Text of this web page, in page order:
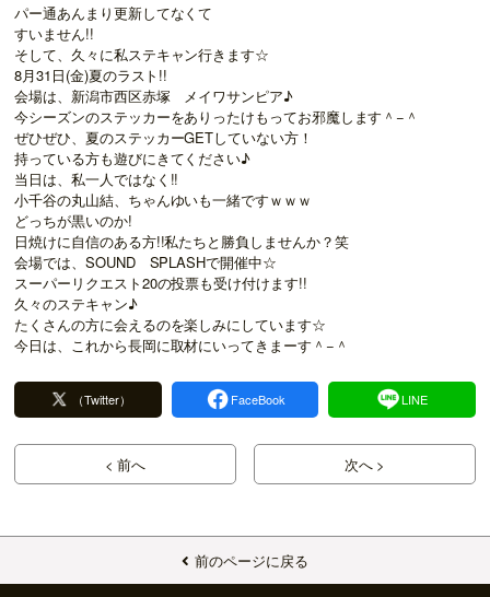
パー通あんまり更新してなくて
すいません!!
そして、久々に私ステキャン行きます☆
8月31日(金)夏のラスト!!
会場は、新潟市西区赤塚 メイワサンピア♪
今シーズンのステッカーをありったけもってお邪魔します＾−＾
ぜひぜひ、夏のステッカーGETしていない方！
持っている方も遊びにきてください♪
当日は、私一人ではなく!!
小千谷の丸山結、ちゃんゆいも一緒ですｗｗｗ
どっちが黒いのか!
日焼けに自信のある方!!私たちと勝負しませんか？笑
会場では、SOUND SPLASHで開催中☆
スーパーリクエスト20の投票も受け付けます!!
久々のステキャン♪
たくさんの方に会えるのを楽しみにしています☆
今日は、これから長岡に取材にいってきまーす＾−＾
（Twitter） FaceBook LINE
< 前へ 次へ >
前のページに戻る